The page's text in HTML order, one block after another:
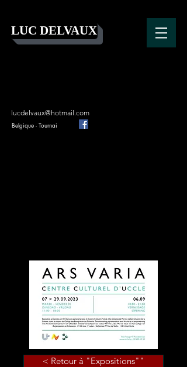
LUC DELVAUX
lucdelvaux@hotmail.com
Belgique - Tournai
< Retour à "Expositions""